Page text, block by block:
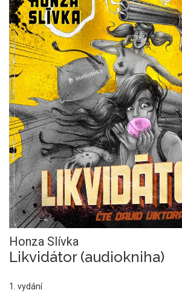
Honza Slívka
Likvidátor (audiokniha)
1. vydání